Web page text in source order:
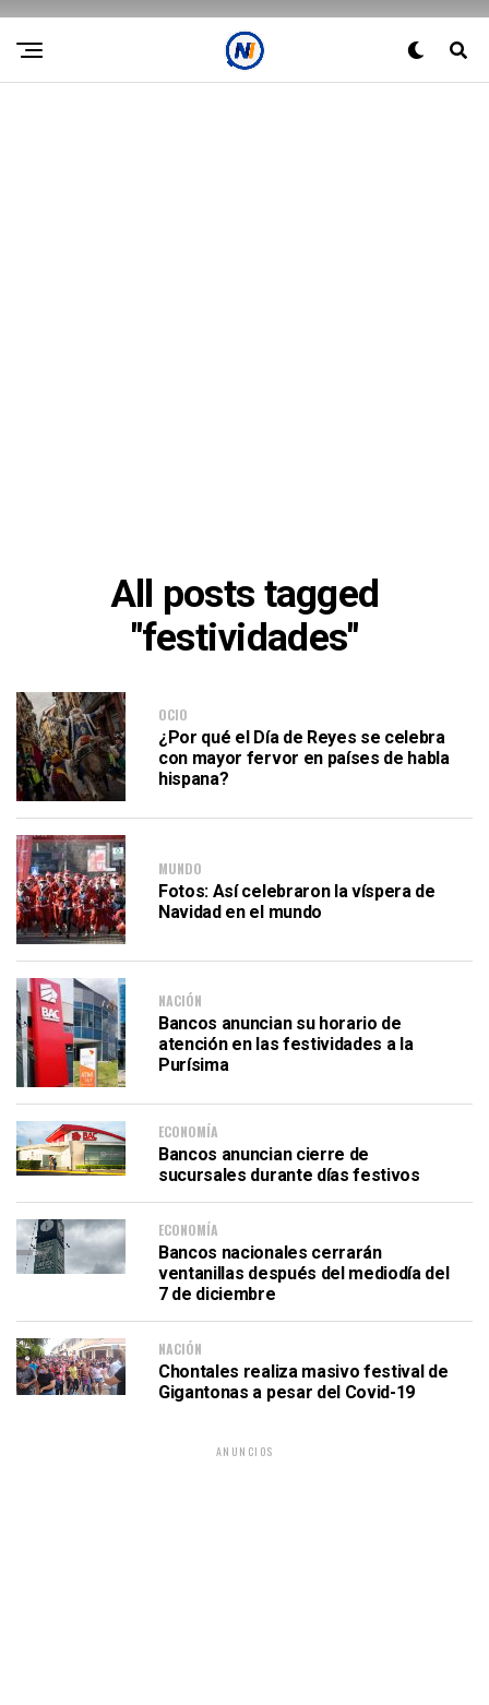
All posts tagged
"festividades"
OCIO
¿Por qué el Día de Reyes se celebra
con mayor fervor en países de habla
hispana?
MUNDO
Fotos: Así celebraron la víspera de
Navidad en el mundo
NACIÓN
Bancos anuncian su horario de
atención en las festividades a la
Purísima
ECONOMÍA
Bancos anuncian cierre de
sucursales durante días festivos
ECONOMÍA
Bancos nacionales cerrarán
ventanillas después del mediodía del
7 de diciembre
NACIÓN
Chontales realiza masivo festival de
Gigantonas a pesar del Covid-19
ANUNCIOS